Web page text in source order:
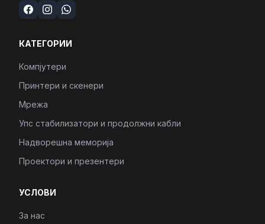
КАТЕГОРИИ
Компјутери
Принтери и скенери
Мрежа
Упс стабилизатори и продолжни кабли
Надворешна меморија
Проектори и презентери
УСЛОВИ
За нас